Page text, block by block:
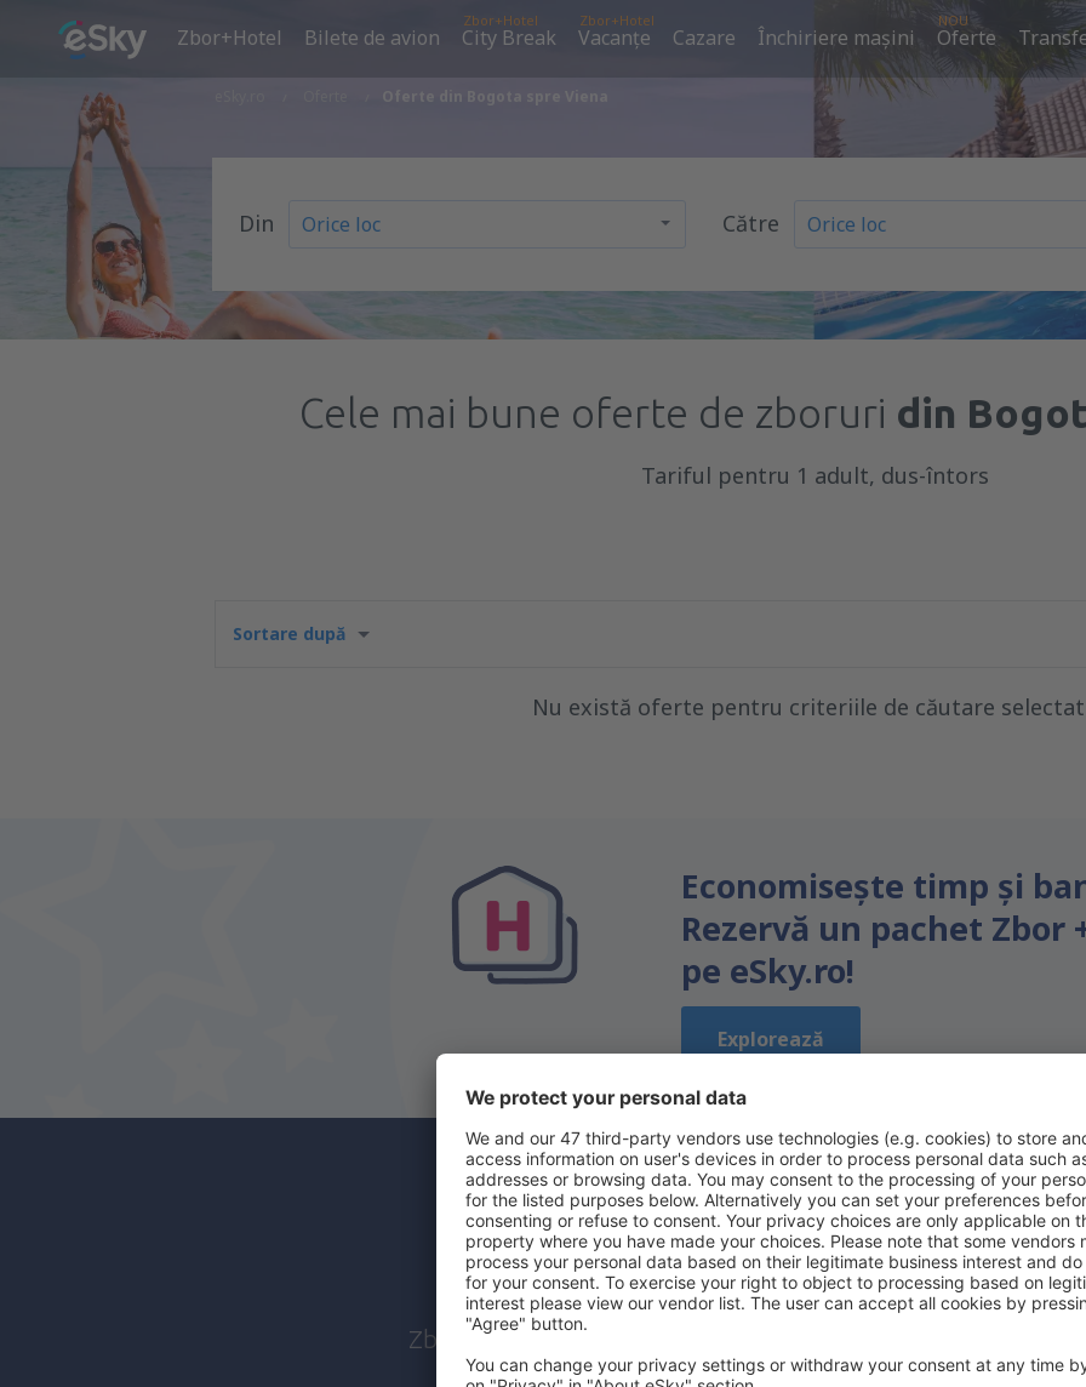
Zbor+Hotel Bilete de avion
Zbor+Hotel
City Break
Zbor+Hotel
Vacanţe Cazare Închiriere mașini
NOU
Oferte
Din Către
Cele mai bune oferte de zboruri din
Tariful pentru 1 adult, dus-întors
Sortare după
Nu există oferte pentru criteriile de căutare
Economiseşte timp și
Rezervă un pachet Zbor
pe eSky.ro!
Explorează
Abonații la newsletter
mult cu mai puțin
Zboruri ieftine, city break-uri, vacanțe – profită de ofertele
tuturor.